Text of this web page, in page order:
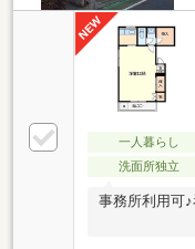
一人暮らし
洗面所独立
事務所利用可